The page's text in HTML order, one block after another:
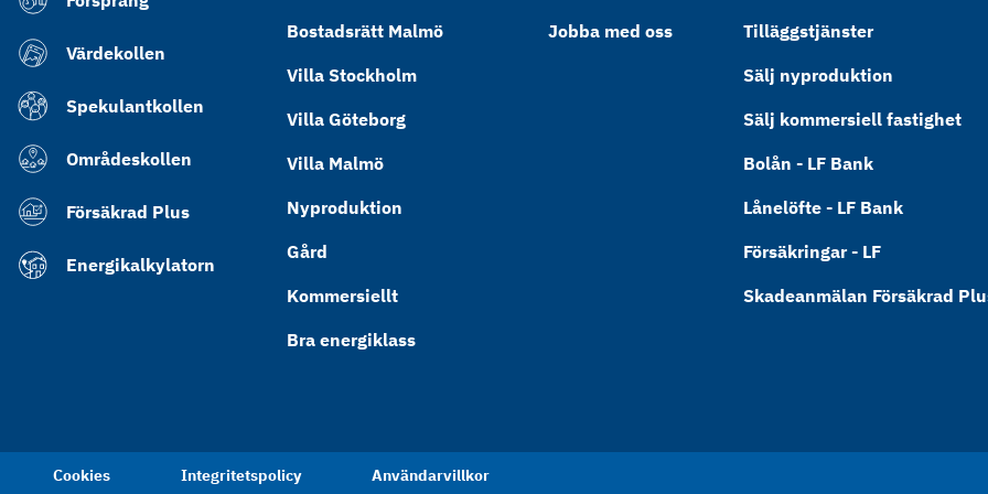
Värdekollen
Spekulantkollen
Områdeskollen
Försäkrad Plus
Energikalkylatorn
Bostadsrätt Malmö
Villa Stockholm
Villa Göteborg
Villa Malmö
Nyproduktion
Gård
Kommersiellt
Bra energiklass
Jobba med oss
Tilläggstjänster
Sälj nyproduktion
Sälj kommersiell fastighet
Bolån - LF Bank
Lånelöfte - LF Bank
Försäkringar - LF
Skadeanmälan Försäkrad
Cookies Integritetspolicy Användarvillkor